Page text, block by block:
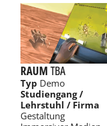
RAUMTBA
Typ Demo
Studiengang /
Lehrstuhl / Firma
Gestaltung